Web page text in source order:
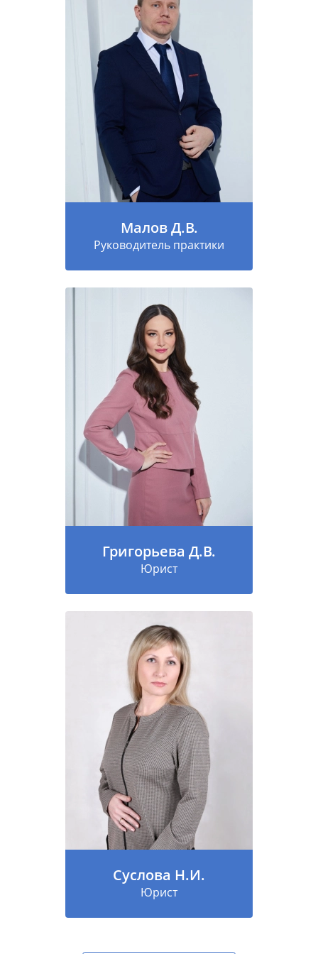
Малов Д.В.
Руководитель практики
Григорьева Д.В.
Юрист
Суслова Н.И.
Юрист